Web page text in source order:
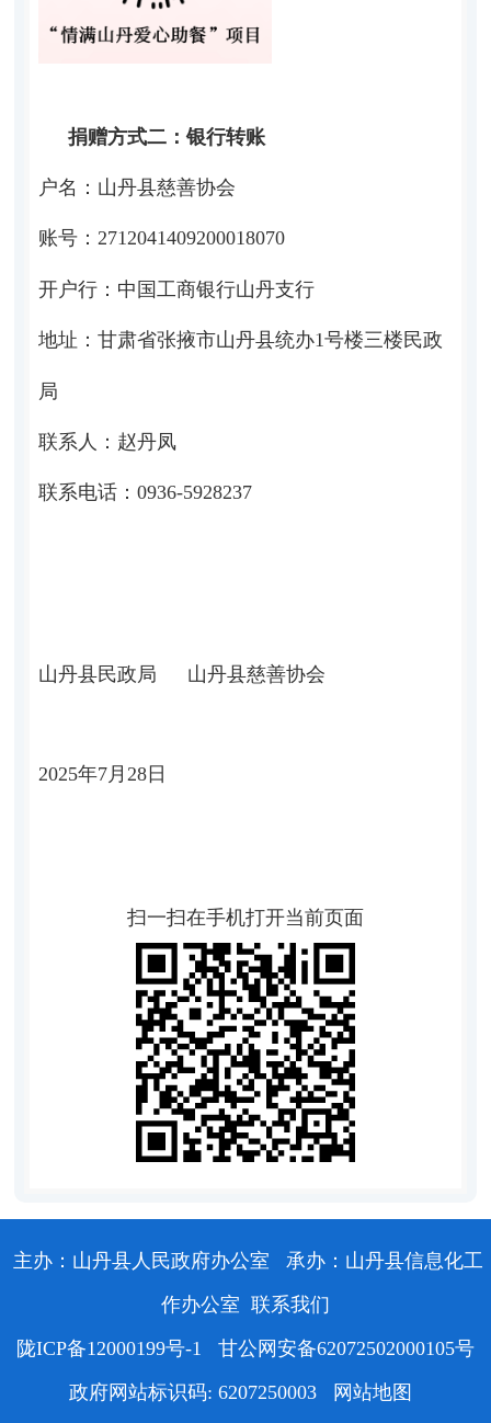
捐赠方式二：银行转账
户名：山丹县慈善协会
账号： 2712041409200018070
开户行：中国工商银行山丹支行
地址：甘肃省张掖市山丹县统办1号楼三楼民政
局
联系人：赵丹凤
联系电话： 0936-5928237
山丹县民政局 山丹县慈善协会
2025年7月 28日
扫一扫在手机打开当前页面
主办：山丹县人民政府办公室
承办：山丹县信息化工
作办公室 联系我们
陇ICP备12000199号-1
甘公网安备62072502000105号
政府网站标识码: 6207250003
网站地图